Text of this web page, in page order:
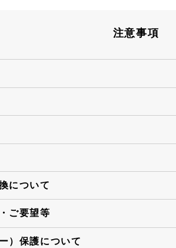
注意事項
について
ご要望等
）保護について